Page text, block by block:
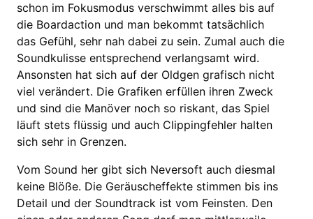
schon im Fokusmodus verschwimmt alles bis auf
die Boardaction und man bekommt tatsächlich
das Gefühl, sehr nah dabei zu sein. Zumal auch die
Soundkulisse entsprechend verlangsamt wird.
Ansonsten hat sich auf der Oldgen grafisch nicht
viel verändert. Die Grafiken erfüllen ihren Zweck
und sind die Manöver noch so riskant, das Spiel
läuft stets flüssig und auch Clippingfehler halten
sich sehr in Grenzen.
Vom Sound her gibt sich Neversoft auch diesmal
keine Blöße. Die Geräuscheffekte stimmen bis ins
Detail und der Soundtrack ist vom Feinsten. Den